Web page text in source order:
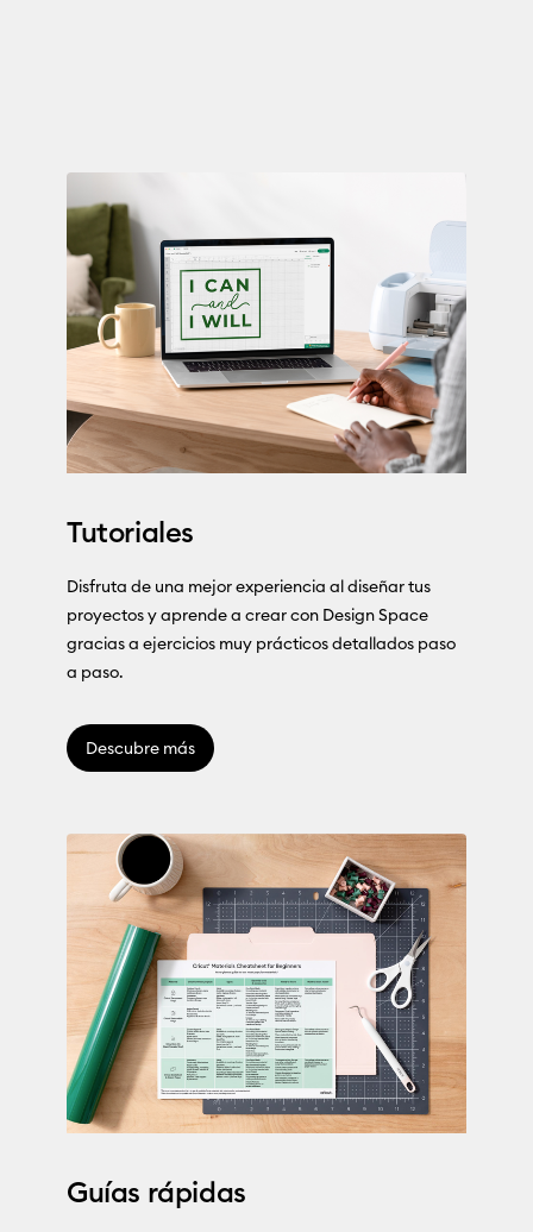
Tutoriales
Disfruta de una mejor experiencia al diseñar tus
proyectos y aprende a crear con Design Space
gracias a ejercicios muy prácticos detallados paso
a paso.
Descubre más
Guías rápidas